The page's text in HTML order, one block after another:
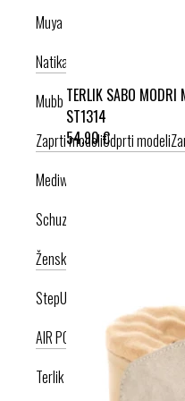
TERLIK SABO MODRI
ST1314
54,90 €
Muya
Natikači
Mubb
Zaprti modeliOdprti modeli
Mediwalk
Schuzz
Ženska kolekcija
StepUp
AIR PODPLAT
AIRLIGHT
Terlik Sabo